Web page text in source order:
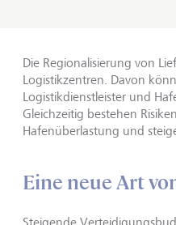
Die Regionalisierung von
Logistikzentren. Davon
Logistikdienstleister und
Gleichzeitig bestehen
Hafenüberlastung und
Eine neue Art